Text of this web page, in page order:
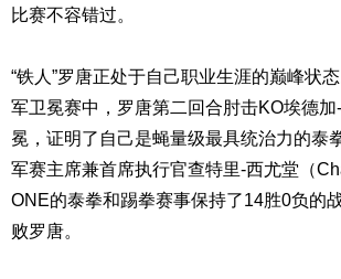
比赛不容错过。
“铁人”罗唐正处于自己职业生涯的巅峰状
军卫冕赛中，罗唐第二回合肘击KO埃德
冕，证明了自己是蝇量级最具统治力的泰
军赛主席兼首席执行官查特里-西尤堂（
ONE的泰拳和踢拳赛事保持了14胜0负的
败罗唐。